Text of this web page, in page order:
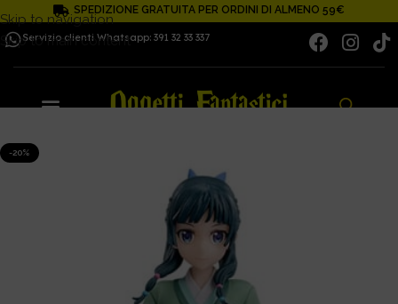
Skip to navigation
Skip to main content
SPEDIZIONE GRATUITA PER ORDINI DI ALMENO 59€
Servizio clienti Whatsapp: 391 32 33 337
-20%